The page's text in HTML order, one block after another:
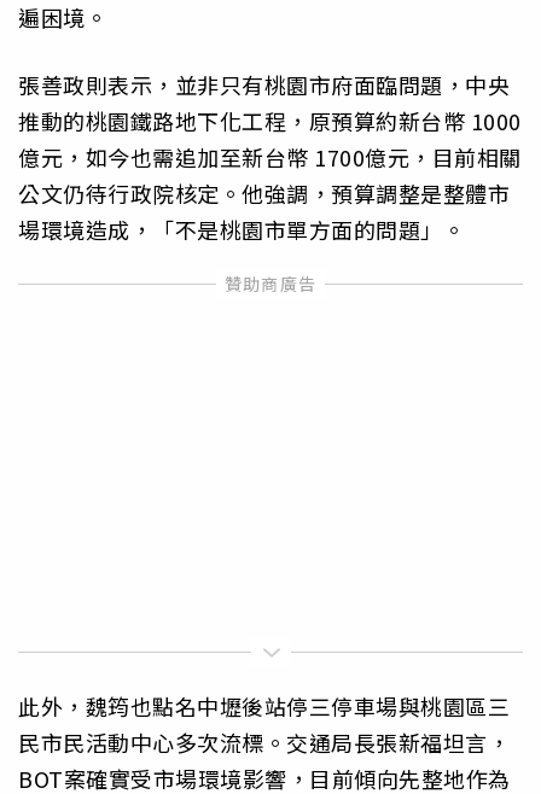
遍困境。
張善政則表示，並非只有桃園市府面臨問題，中央
推動的桃園鐵路地下化工程，原預算約新台幣 1000
億元，如今也需追加至新台幣 1700億元，目前相關
公文仍待行政院核定。他強調，預算調整是整體市
場環境造成，「不是桃園市單方面的問題」。
此外，魏筠也點名中壢後站停三停車場與桃園區三
民市民活動中心多次流標。交通局長張新福坦言，
BOT案確實受市場環境影響，目前傾向先整地作為